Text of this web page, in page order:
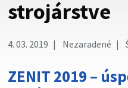
vždy začína https:// pred
strojárstve
4. 03. 2019 Nezaradené
ZENIT 2019 –